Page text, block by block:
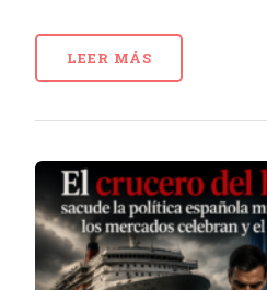
LEER MÁS